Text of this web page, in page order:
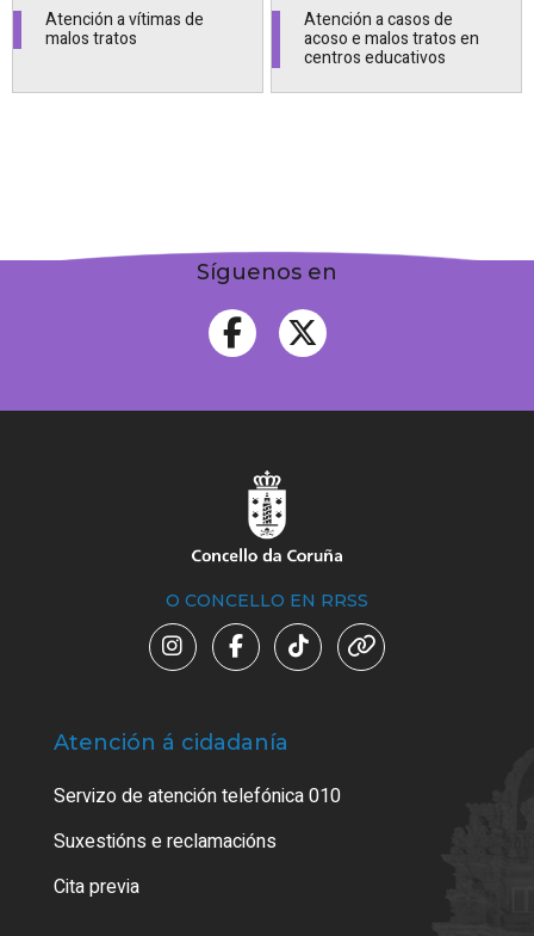
Atención a vítimas de
malos tratos
Atención a casos de
acoso e malos tratos en
centros educativos
Síguenos en
O CONCELLO EN RRSS
Atención á cidadanía
Servizo de atención telefónica 010
Suxestións e reclamacións
Cita previa